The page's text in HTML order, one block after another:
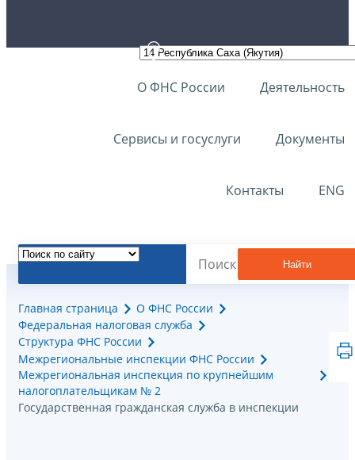
О ФНС России Деятельность
Сервисы и госуслуги Документы
Контакты ENG
Найти
Главная страница
О ФНС России
Федеральная налоговая служба
Структура ФНС России
Межрегиональные инспекции ФНС России
Межрегиональная инспекция по крупнейшим
налогоплательщикам № 2
Государственная гражданская служба в инспекции